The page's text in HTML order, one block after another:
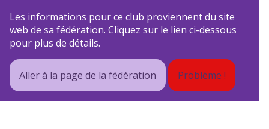
Les informations pour ce club proviennent du site
web de sa fédération. Cliquez sur le lien ci-dessous
pour plus de détails.
Aller à la page de la fédération Problème !